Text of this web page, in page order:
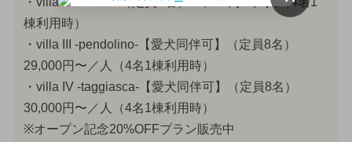
棟利用時）
・villa III -pendolino-【愛犬同伴可】（定員8名）
29,000円〜／人（4名1棟利用時）
・villa IV -taggiasca-【愛犬同伴可】（定員8名）
30,000円〜／人（4名1棟利用時）
※オープン記念20%OFFプラン販売中